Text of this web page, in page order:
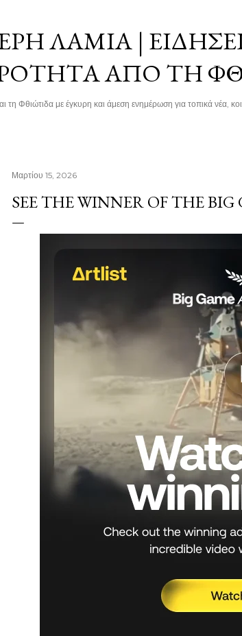
ΛΑΜΊΑ |
ΑΠΌ ΤΗ
τη Φθιώτιδα με έγκυρη και άμεση ενημέρωση για τοπικά νέα,
Μαρτίου 15, 2026
SEE THE WINNER OF THE